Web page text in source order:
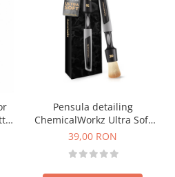
Pensula detailing
ChemicalWorkz Ultra Soft
Detailing Brush
39,00 RON